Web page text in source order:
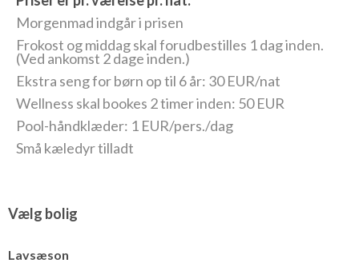
Morgenmad indgår i prisen
Frokost og middag skal forudbestilles 1 dag inden.
(Ved ankomst 2 dage inden.)
Ekstra seng for børn op til 6 år: 30 EUR/nat
Wellness skal bookes 2 timer inden: 50 EUR
Pool-håndklæder: 1 EUR/pers./dag
Små kæledyr tilladt
Vælg bolig
Lavsæson